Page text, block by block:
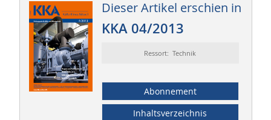
Dieser Artikel erschien in
KKA 04/2013
Ressort: Technik
Abonnement
Inhaltsverzeichnis